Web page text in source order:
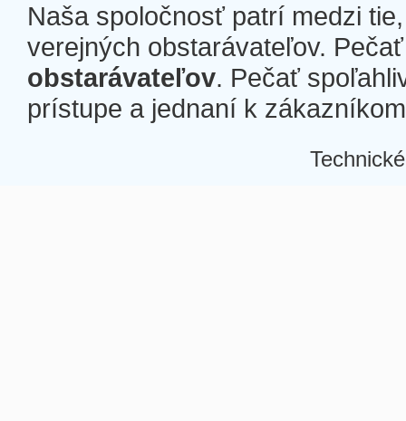
Naša spoločnosť patrí medzi
verejných obstarávateľov.
obstarávateľov. Pečať
prístupe a jednaní k